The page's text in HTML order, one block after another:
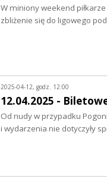
W miniony weekend
zbliżenie się do ligowego
2025-04-12, godz. 12:00
12.04.2025 -
Od nudy w przypadku
i wydarzenia nie dotyczyły